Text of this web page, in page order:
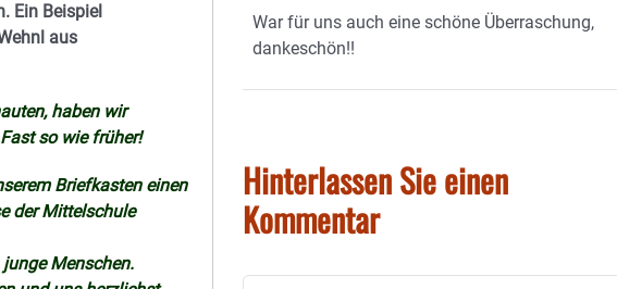
Ein Beispiel
aus
haben wir
Fast so wie früher!
Briefkasten einen
der Mittelschule
Menschen.
War für uns auch eine schöne Überraschung,
dankeschön!!
Hinterlassen Sie einen
Kommentar